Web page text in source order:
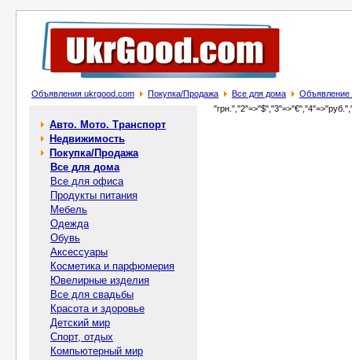
Объявления ukrgood.com Покупка/Продажа Все для дома
Авто. Мото. Транспорт
Недвижимость
Покупка/Продажа
Все для дома
Все для офиса
Продукты питания
Мебель
Одежда
Обувь
Аксессуары
Косметика и парфюмерия
Ювелирные изделия
Все для свадьбы
Красота и здоровье
Детский мир
Спорт, отдых
Компьютерный мир